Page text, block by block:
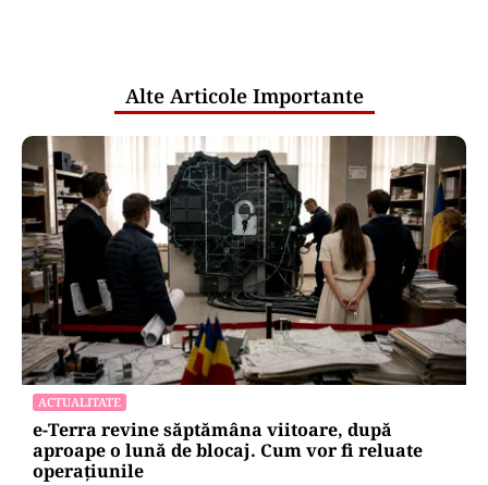
Alte Articole Importante
ACTUALITATE
e-Terra revine săptămâna viitoare, după
aproape o lună de blocaj. Cum vor fi reluate
operațiunile